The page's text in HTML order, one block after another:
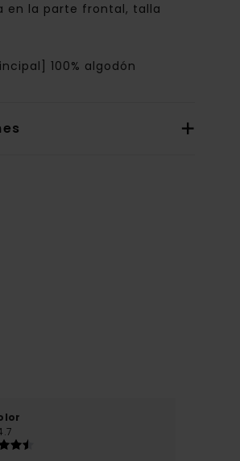
en la parte frontal, talla
100% algodón